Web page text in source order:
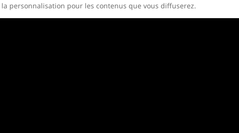
personnalisation pour les contenus que vous diffuserez.